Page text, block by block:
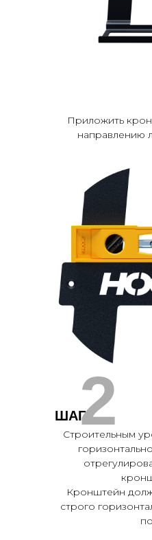
Приложить
направлению
2
ШАГ
Строительным
Кронштейн
строго